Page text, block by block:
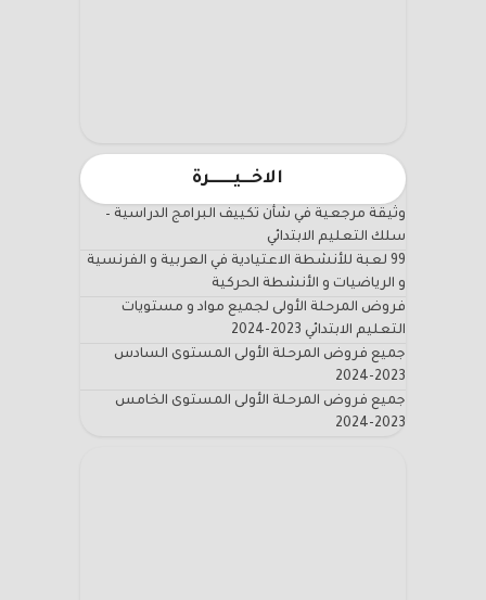
الاخـــيـــــــرة
وثيقة مرجعية في شأن تكييف البرامج الدراسية –
سلك التعليم الابتدائي
99 لعبة للأنشطة الاعتيادية في العربية و الفرنسية
و الرياضيات و الأنشطة الحركية
فروض المرحلة الأولى لجميع مواد و مستويات
التعليم الابتدائي 2023-2024
جميع فروض المرحلة الأولى المستوى السادس
2023-2024
جميع فروض المرحلة الأولى المستوى الخامس
2023-2024